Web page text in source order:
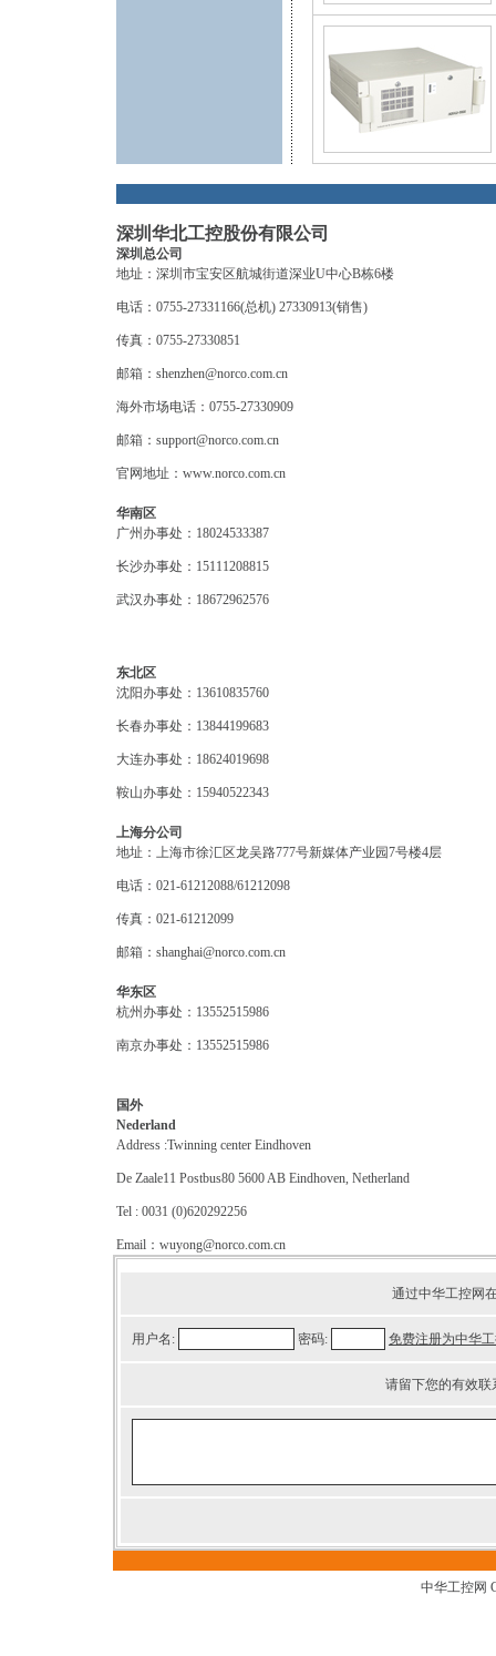
深圳华北工控股份有限公司
深圳总公司
地址：深圳市宝安区航城街道深业U中心B栋6楼
电话：0755-27331166(总机) 27330913(销售)
传真：0755-27330851
邮箱：shenzhen@norco.com.cn
海外市场电话：0755-27330909
邮箱：support@norco.com.cn
官网地址： www.norco.com.cn
华南区
广州办事处：18024533387
长沙办事处：15111208815
武汉办事处：18672962576
东北区
沈阳办事处：13610835760
长春办事处：13844199683
大连办事处：18624019698
鞍山办事处：15940522343
上海分公司
地址：上海市徐汇区龙吴路777号新媒体产业园7号楼4层
电话：021-61212088/61212098
传真：021-61212099
邮箱：shanghai@norco.com.cn
华东区
杭州办事处：13552515986
南京办事处：13552515986
国外
Nederland
Address :Twinning center Eindhoven
De Zaale11 Postbus80 5600 AB Eindhoven, Netherland
Tel : 0031 (0)620292256
Email：wuyong@norco.com.cn
通过中华工控网
用户名: 密码: 免费注册为中华
请留下您的有效
中华工控网